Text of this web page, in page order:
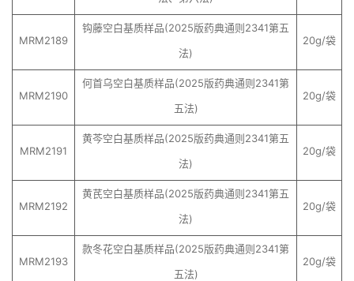
MRM2189
钩藤空白基质样品(2025版药典通则2341第五
法)
20g/袋
MRM2190
何首乌空白基质样品(2025版药典通则2341第
五法)
20g/袋
MRM2191
黄芩空白基质样品(2025版药典通则2341第五
法)
20g/袋
MRM2192
黄芪空白基质样品(2025版药典通则2341第五
法)
20g/袋
MRM2193
款冬花空白基质样品(2025版药典通则2341第
五法)
20g/袋